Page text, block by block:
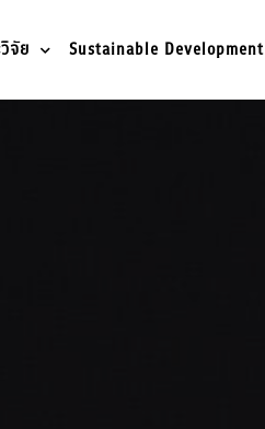
จัย Sustainable Development